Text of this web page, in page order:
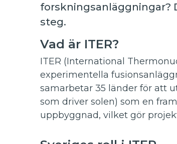
forskningsanläggningar?
steg.
Vad är ITER?
ITER (International
experimentella
samarbetar 35 länder för att
som driver solen) som en
uppbyggnad, vilket gör